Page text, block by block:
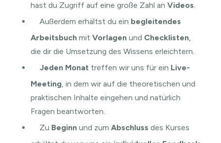
hast du Zugriff auf eine große Zahl anVideos.
Außerdem erhältst du ein begleitendes
Arbeitsbuch mitVorlagenund Checklisten,
die dir die Umsetzung des Wissens erleichtern.
Jeden Monat treffen wir uns für ein Live-
Meeting, in dem wir auf die theoretischen und
praktischen Inhalte eingehen und natürlich
Fragen beantworten.
Zu Beginnund zumAbschlussdes Kurses